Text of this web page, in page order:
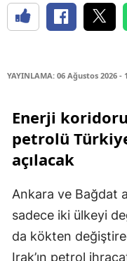
YAYINLAMA: 06 Ağustos 2026 -
Enerji
petrolü
açılacak
Ankara ve Bağdat
sadece iki ülkeyi
da kökten
Irak’ın petrol